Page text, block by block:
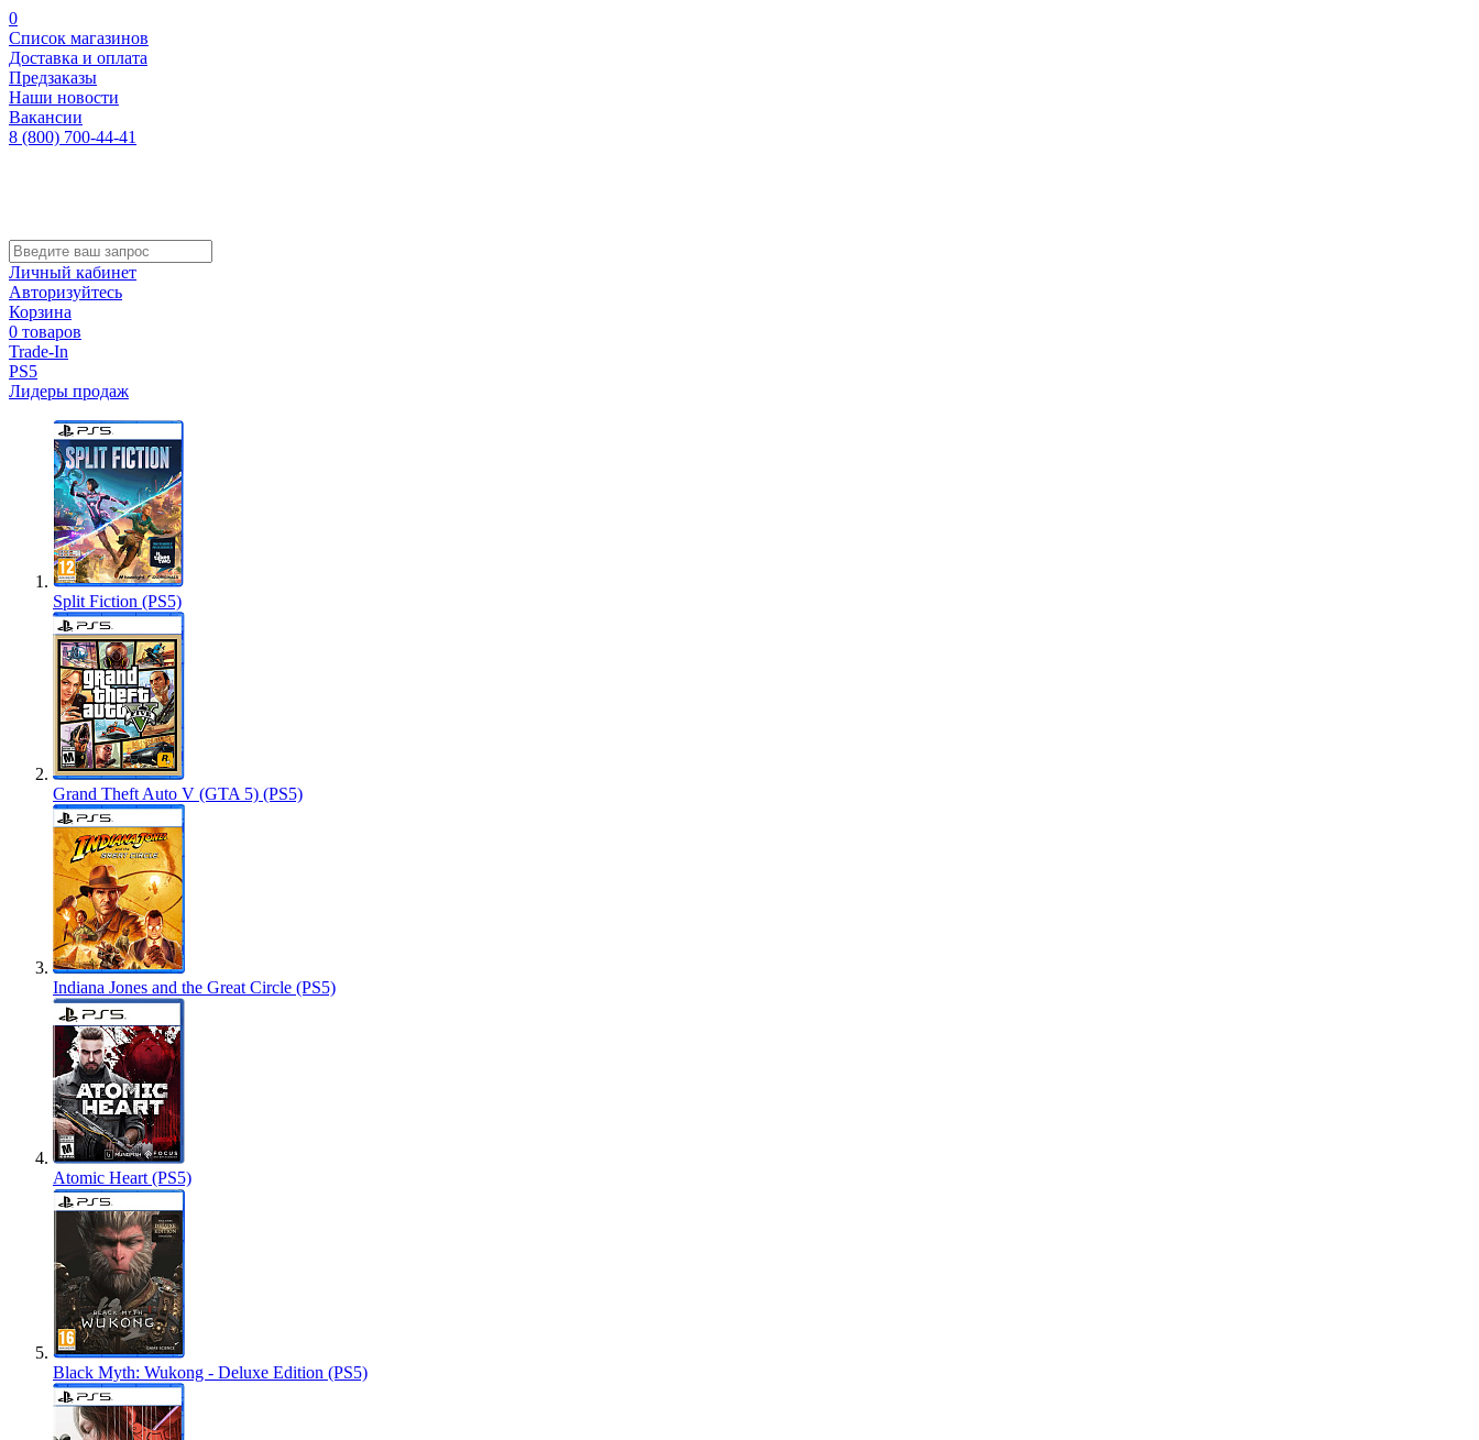
0
Список магазинов
Доставка и оплата
Предзаказы
Наши новости
Вакансии
8 (800) 700-44-41
Личный кабинет
Авторизуйтесь
Корзина
0 товаров
Trade-In
PS5
Лидеры продаж
Split Fiction (PS5)
Grand Theft Auto V (GTA 5) (PS5)
Indiana Jones and the Great Circle (PS5)
Atomic Heart (PS5)
Black Myth: Wukong - Deluxe Edition (PS5)